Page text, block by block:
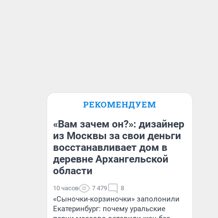
РЕКОМЕНДУЕМ
«Вам зачем он?»: дизайнер
из Москвы за свои деньги
восстанавливает дом в
деревне Архангельской
области
10 часов 7 479 8
«Сыночки-корзиночки» заполонили
Екатеринбург: почему уральские